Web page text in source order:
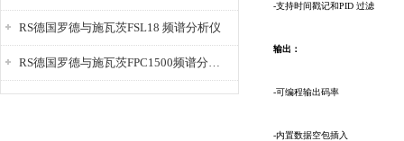
RS德国罗德与施瓦茨FSL18 频谱分析仪
RS德国罗德与施瓦茨FPC1500频谱分析仪
-支持时间戳记和PID 过滤
输出：
-可编程输出码率
-内置数据空包插入